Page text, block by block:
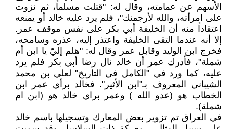
الأسهم عن عمامته، وقال له: "قتلت مسلماً، ثم نزوت
على امرأته، والله لأرجمنك"، فلم يرد عليه خالد أو يمنعه
اعتقاداً منه أن الخليفة أبي بكر على نفس موقف عمر.
إلا أنه عندما التقى الخليفة واعتذر إليه، عذره وسامحه،
فخرج ابن الوليد وقابل عمر وقال له: "هلم إليّ يا ابن أم
شملة"، فأدرك عمر أن خالد نال رضا أبي بكر فلم يرد
عليه، كما ورد في "الكامل في التاريخ" لعلي بن محمد
الشيباني المعروف بـ"ابن الأثير". فخالد برأي عمر ابن
الخطاب هو (عدو الله ) وعمر براي خالد هو (ابن ام
شملة).
في العراق تم تزوير بعض المعارك وتسجيلها باسم خالد